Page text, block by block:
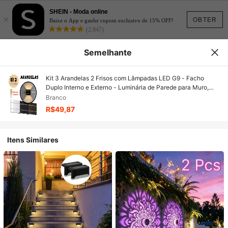
OBTER
×
SHEIN - Moda online
Baixe o App e ganhe cupom exclusivo de 15% OFF!
(2,847)
Semelhante
Kit 3 Arandelas 2 Frisos com Lâmpadas LED G9 - Facho
Duplo Interno e Externo - Luminária de Parede para Muro,
Piscina, Jardim e Corredor - Preto, Branco ou Marrom
Branco
R$49,87
Itens Similares